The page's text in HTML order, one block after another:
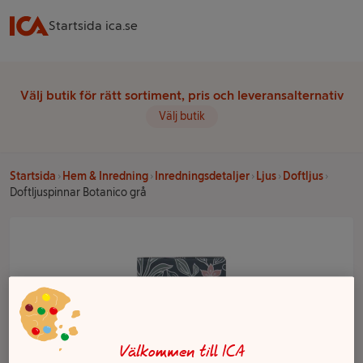
Startsida ica.se
Välj butik för rätt sortiment, pris och leveransalternativ
Välj butik
Startsida Hem & Inredning Inredningsdetaljer Ljus
Doftljus
Doftljuspinnar Botanico grå
Välkommen till ICA